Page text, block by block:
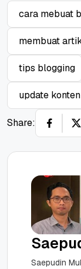
cara mebuat
membuat
tips blogging
update
Share:
Saepudin